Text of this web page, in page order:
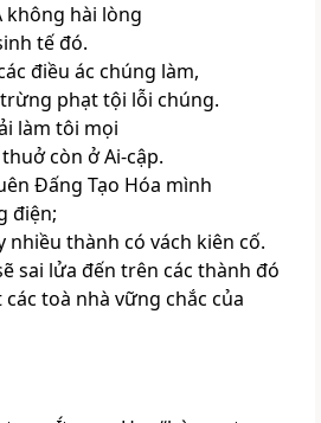
không hài lòng
tế đó.
điều ác chúng làm,
phạt tội lỗi chúng.
làm tôi mọi
còn ở Ai-cập.
Đấng Tạo Hóa mình
điện;
nhiều thành có vách kiên cố.
sai lửa đến trên các thành đó
toà nhà vững chắc của